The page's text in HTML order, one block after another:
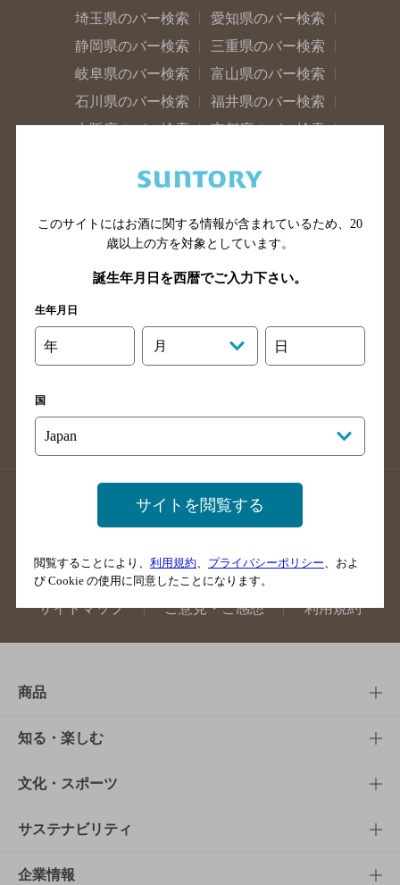
埼玉県のバー検索
愛知県のバー検索
静岡県のバー検索
三重県のバー検索
岐阜県のバー検索
富山県のバー検索
石川県のバー検索
福井県のバー検索
大阪府のバー検索
京都府のバー検索
滋賀県のバー検索
和歌山県のバー検索
山口県のバー検索
鳥取県のバー検索
島根県のバー検索
徳島県のバー検索
高知県のバー検索
福岡県のバー検索
長崎県のバー検索
佐賀県のバー検索
店舗登録方法のご案内
店舗情報更新方法のご案内
掲載店舗様ログイン
サイトマップ ご意見・ご感想 利用規約
商品
商品TOP
商品一覧
商品発売情報
栄養成分一覧
知る・楽しむ
知る・楽しむTOP
キャンペーン
工場見学
文化・スポーツ
文化・スポーツTOP
サントリーホール
サステナビリティ
サステナビリティTOP
企業情報
このサイトにはお酒に関する情報が含まれているため、 20
歳以上の方を対象としています。
誕生年月日を西暦でご入力下さい。
生年月日
年 月 日
国
サイトを閲覧する
閲覧することにより、 利用規約 プライバシーポリシー 、およ
び Cookie の使用に同意したことになります。